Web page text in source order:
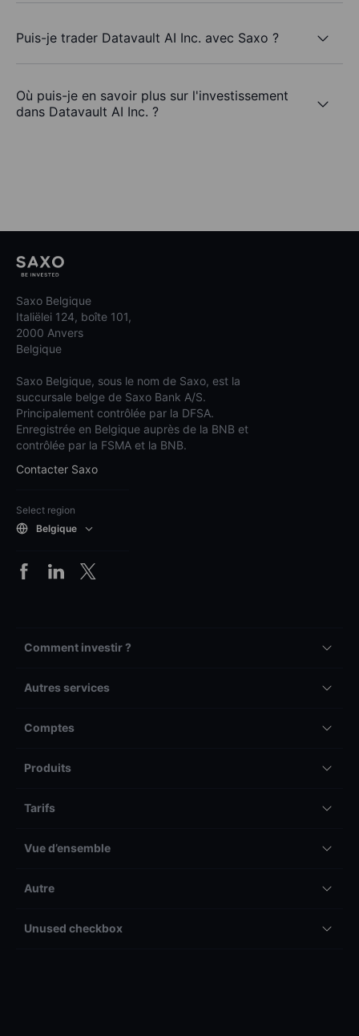
Puis-je trader Datavault AI Inc. avec Saxo ?
Où puis-je en savoir plus sur l'investissement
dans Datavault AI Inc. ?
Saxo Belgique
Italiëlei 124, boîte 101,
2000 Anvers
Belgique
Saxo Belgique, sous le nom de Saxo, est la
succursale belge de Saxo Bank A/S.
Principalement contrôlée par la DFSA.
Enregistrée en Belgique auprès de la BNB et
contrôlée par la FSMA et la BNB.
Contacter Saxo
Select region
Belgique
Comment investir ?
Autres services
Comptes
Produits
Tarifs
Vue d’ensemble
Autre
Unused checkbox